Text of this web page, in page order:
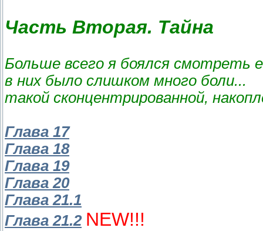
Часть Вторая. Тайна
Больше всего я боялся смотреть
в них было слишком много боли...
такой сконцентрированной,
Глава 17
Глава 18
Глава 19
Глава 20
Глава 21.1
Глава 21.2 NEW!!!